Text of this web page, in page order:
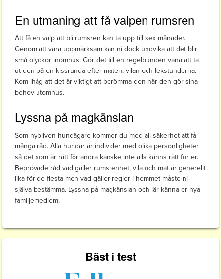
En utmaning att få valpen rumsren
Att få en valp att bli rumsren kan ta upp till sex månader.
Genom att vara uppmärksam kan ni dock undvika att det blir
små olyckor inomhus. Gör det till en regelbunden vana att ta
ut den på en kissrunda efter maten, vilan och lekstunderna.
Kom ihåg att det är viktigt att berömma den när den gör sina
behov utomhus.
Lyssna på magkänslan
Som nybliven hundägare kommer du med all säkerhet att få
många råd. Alla hundar är individer med olika personligheter
så det som är rätt för andra kanske inte alls känns rätt för er.
Beprövade råd vad gäller rumsrenhet, vila och mat är generellt
lika för de flesta men vad gäller regler i hemmet måste ni
själva bestämma. Lyssna på magkänslan och lär känna er nya
familjemedlem.
Bäst i test